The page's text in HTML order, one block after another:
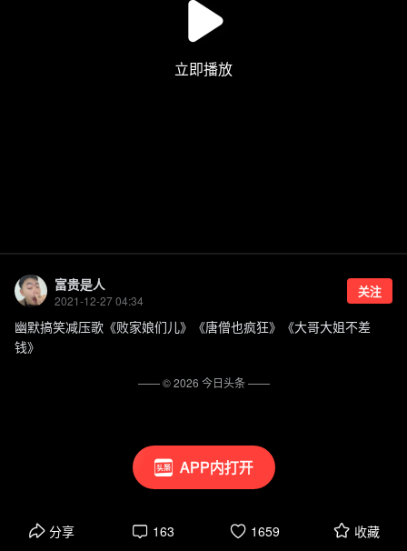
APP内打开
富贵是人
2021-12-27 04:34
关注
幽默搞笑减压歌《败家娘们儿》《唐僧也疯狂》《大哥大姐不差
钱》
分享 163 1659 收藏
—— ©2026 今日头条——